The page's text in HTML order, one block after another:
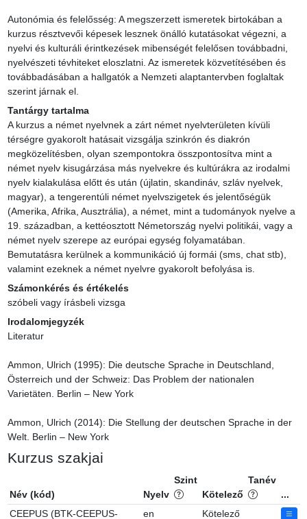
Autonómia és felelősség: A megszerzett ismeretek birtokában a
kurzus résztvevői képesek lesznek önálló kutatásokat végezni, a
nyelvi és kulturáli érintkezések mibenségét felelősen továbbadni,
nyelvészeti tévhiteket eloszlatni. Az ismeretek közvetítésében és
továbbadásában a hallgatók a Nemzeti alaptantervben foglaltak
szerint járnak el.
Tantárgy tartalma
A kurzus a német nyelvnek a zárt német nyelvterületen kívüli
térségre gyakorolt hatásait vizsgálja szinkrón és diakrón
megközelítésben, olyan szempontokra összpontosítva mint a
német nyelv kisugárzása más nyelvekre és kultúrákra az irodalmi
nyelv kialakulása előtt és után (újlatin, skandináv, szláv nyelvek,
magyar), a tengerentúli német nyelvszigetek és jelentőségük
(Amerika, Afrika, Ausztrália), a német, mint a tudományok nyelve a
19. században, a kettéosztott Németország nyelvi politikái, vagy a
német nyelv szerepe az európai egység folyamatában.
Bemutatásra kerülnek a kommunikáció új formái (sms, chat stb),
valamint ezeknek a német nyelvre gyakorolt befolyása is.
Számonkérés és értékelés
szóbeli vagy írásbeli vizsga
Irodalomjegyzék
Literatur
Ammon, Ulrich (1995): Die deutsche Sprache in Deutschland,
Österreich und der Schweiz: Das Problem der nationalen
Varietäten. Berlin – New York
Ammon, Ulrich (2014): Die Stellung der deutschen Sprache in der
Welt. Berlin – New York
Kurzus szakjai
Név (kód) Nyelv
Szint
Kötelező
Tanév
...
CEEPUS (BTK-CEEPUS-
en Kötelező